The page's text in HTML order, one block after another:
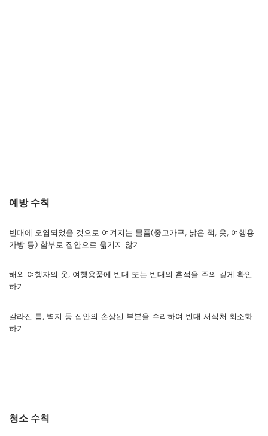
예방 수칙
빈대에 오염되었을 것으로 여겨지는 물품(중고가구, 낡은 책, 옷, 여행용
가방 등) 함부로 집안으로 옮기지 않기
해외 여행자의 옷, 여행용품에 빈대 또는 빈대의 흔적을 주의 깊게 확인
하기
갈라진 틈, 벽지 등 집안의 손상된 부분을 수리하여 빈대 서식처 최소화
하기
청소 수칙